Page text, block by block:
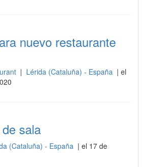
nuevo restaurante
| Lérida (Cataluña) - España | el
sala
(Cataluña) - España | el 17 de